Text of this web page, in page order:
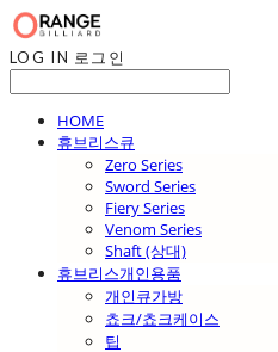
LOG IN 로그인
HOME
휴브리스큐
Zero Series
Sword Series
Fiery Series
Venom Series
Shaft (상대)
휴브리스개인용품
개인큐가방
쵸크/쵸크케이스
팁